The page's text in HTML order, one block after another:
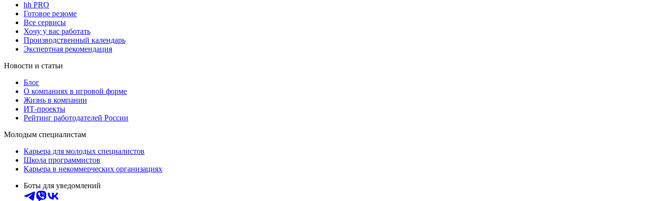
hh PRO
Готовое резюме
Все сервисы
Хочу у вас работать
Производственный календарь
Экспертная рекомендация
Новости и статьи
Блог
О компаниях в игровой форме
Жизнь в компании
ИТ-проекты
Рейтинг работодателей России
Молодым специалистам
Карьера для молодых специалистов
Школа программистов
Карьера в некоммерческих организациях
Боты для уведомлений